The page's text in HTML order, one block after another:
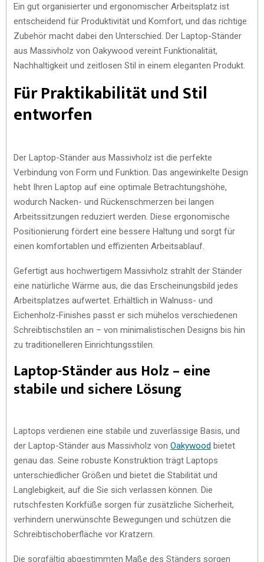
A
R
E
N
T
W
I
T
E
)
A
R
E
N
C
E
B
O
A
R
E
N
N
T
E
E
A
R
E
N
N
K
E
I
Ein gut organisierter und ergonomischer Arbeitsplatz ist
entscheidend für Produktivität und Komfort, und das richtige
Zubehör macht dabei den Unterschied. Der Laptop-Ständer
aus Massivholz von Oakywood vereint Funktionalität,
Nachhaltigkeit und zeitlosen Stil in einem eleganten Produkt.
Für Praktikabilität und Stil
entworfen
Der Laptop-Ständer aus Massivholz ist die perfekte
Verbindung von Form und Funktion. Das angewinkelte Design
hebt Ihren Laptop auf eine optimale Betrachtungshöhe,
wodurch Nacken- und Rückenschmerzen bei langen
Arbeitssitzungen reduziert werden. Diese ergonomische
Positionierung fördert eine bessere Haltung und sorgt für
einen komfortablen und effizienten Arbeitsablauf.
Gefertigt aus hochwertigem Massivholz strahlt der Ständer
eine natürliche Wärme aus, die das Erscheinungsbild jedes
Arbeitsplatzes aufwertet. Erhältlich in Walnuss- und
Eichenholz-Finishes passt er sich mühelos verschiedenen
Schreibtischstilen an – von minimalistischen Designs bis hin
zu traditionelleren Einrichtungsstilen.
Laptop-Ständer aus Holz – eine
stabile und sichere Lösung
Laptops verdienen eine stabile und zuverlässige Basis, und
der Laptop-Ständer aus Massivholz von Oakywood bietet
genau das. Seine robuste Konstruktion trägt Laptops
unterschiedlicher Größen und bietet die Stabilität und
Langlebigkeit, auf die Sie sich verlassen können. Die
rutschfesten Korkfüße sorgen für zusätzliche Sicherheit,
verhindern unerwünschte Bewegungen und schützen die
Schreibtischoberfläche vor Kratzern.
Die sorgfältig abgestimmten Maße des Ständers sorgen